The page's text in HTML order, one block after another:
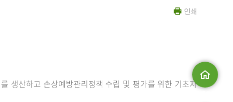
맵
인쇄
생산하고 손상예방관리정책 수립 및 평가를 위한 기초자